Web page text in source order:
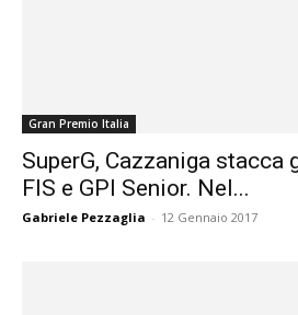
Gran Premio Italia
SuperG, Cazzaniga stacca
FIS e GPI Senior. Nel...
Gabriele Pezzaglia - 12 Gennaio 2017